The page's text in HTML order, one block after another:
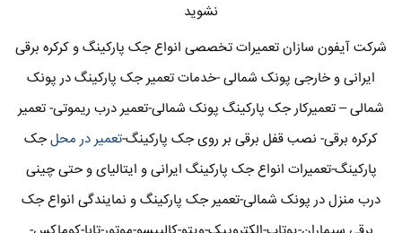
نشوید
شرکت آیفون سازان تعمیرات تخصصی انواع جک پارکینگ و کرکره برقی
ایرانی و خارجی پونک شمالی -خدمات تعمیر جک پارکینگ در پونک
شمالی – تعمیرکار جک پارکینگ پونک شمالی-تعمیر درب ریموتی- تعمیر
کرکره برقی- نصب قفل برقی بر روی جک پارکینگ-تعمیر در محلجک
پارکینگ-تعمیرات انواع جک پارکینگ ایرانی و ایتالیای و حتی چینی
درب منزل در پونک شمالی-تعمیر جک پارکینگ و نمایندگی انواع جک